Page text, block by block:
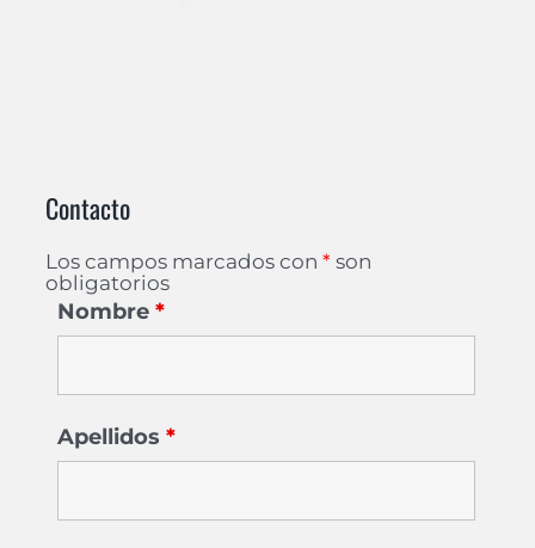
Contacto
Los campos marcados con * son
obligatorios
Nombre *
Apellidos *